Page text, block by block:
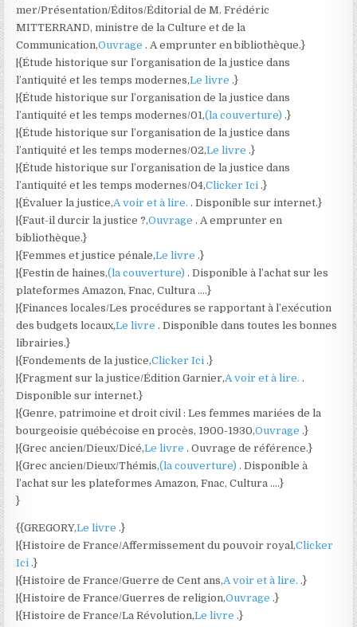
mer/Présentation/Éditos/Éditorial de M. Frédéric
MITTERRAND, ministre de la Culture et de la
Communication,Ouvrage. A emprunter en bibliothèque.}
|{Étude historique sur l’organisation de la justice dans
l’antiquité et les temps modernes,Le livre.}
|{Étude historique sur l’organisation de la justice dans
l’antiquité et les temps modernes/01,(la couverture).}
|{Étude historique sur l’organisation de la justice dans
l’antiquité et les temps modernes/02,Le livre.}
|{Étude historique sur l’organisation de la justice dans
l’antiquité et les temps modernes/04,Clicker Ici.}
|{Évaluer la justice,A voir et à lire.. Disponible sur internet.}
|{Faut-il durcir la justice ?,Ouvrage. A emprunter en
bibliothèque.}
|{Femmes et justice pénale,Le livre.}
|{Festin de haines,(la couverture). Disponible à l’achat sur les
plateformes Amazon, Fnac, Cultura ….}
|{Finances locales/Les procédures se rapportant à l’exécution
des budgets locaux,Le livre. Disponible dans toutes les bonnes
librairies.}
|{Fondements de la justice,Clicker Ici.}
|{Fragment sur la justice/Édition Garnier,A voir et à lire..
Disponible sur internet.}
|{Genre, patrimoine et droit civil : Les femmes mariées de la
bourgeoisie québécoise en procès, 1900-1930,Ouvrage.}
|{Grec ancien/Dieux/Dicé,Le livre. Ouvrage de référence.}
|{Grec ancien/Dieux/Thémis,(la couverture). Disponible à
l’achat sur les plateformes Amazon, Fnac, Cultura ….}
}
{{GREGORY,Le livre.}
|{Histoire de France/Affermissement du pouvoir royal,Clicker
Ici.}
|{Histoire de France/Guerre de Cent ans,A voir et à lire..}
|{Histoire de France/Guerres de religion,Ouvrage.}
|{Histoire de France/La Révolution,Le livre.}